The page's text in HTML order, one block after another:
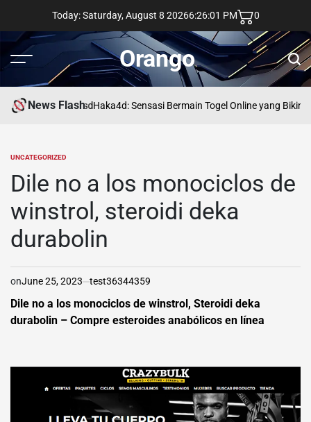
content
Today: Saturday, August 8 20266:26:02 PM 0
Menu Orango
News Flash
asdHaka4d: Sensasi Bermain Togel Online yang Bikin
POSTED
UNCATEGORIZED
Dile no a los monociclos de
winstrol, steroidi deka
durabolin
onJune 25, 2023 test36344359
Dile no a los monociclos de winstrol, Steroidi deka
durabolin – Compre esteroides anabólicos en línea